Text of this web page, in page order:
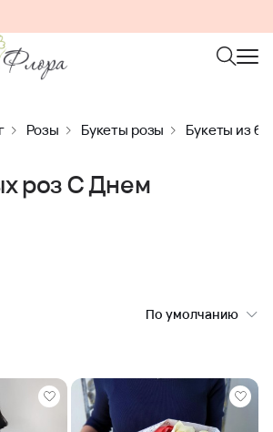
Розы Букеты розы Букеты из
роз С Днем
По умолчанию